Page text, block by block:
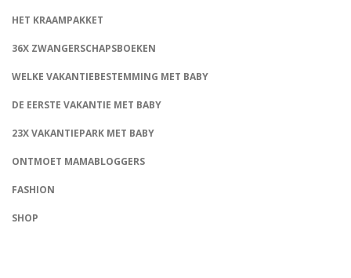
HET KRAAMPAKKET
36X ZWANGERSCHAPSBOEKEN
WELKE VAKANTIEBESTEMMING MET BABY
DE EERSTE VAKANTIE MET BABY
23X VAKANTIEPARK MET BABY
ONTMOET MAMABLOGGERS
FASHION
SHOP